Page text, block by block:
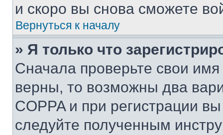
и скоро вы снова сможете
Вернуться к началу
» Я только что
Сначала проверьте свои
верны, то возможны два
COPPA и при регистрации
следуйте полученным